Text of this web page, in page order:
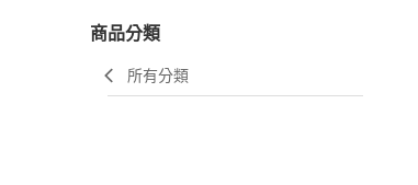
商品分類
所有分類